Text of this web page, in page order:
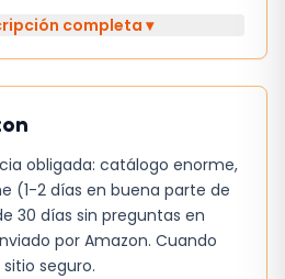
rutina.La fórmula
que sellan
a prevenir la rotura. No
solo
completa ▾
obligada: catálogo enorme,
(1-2 días en buena parte de
30 días sin preguntas en
por Amazon. Cuando
seguro.